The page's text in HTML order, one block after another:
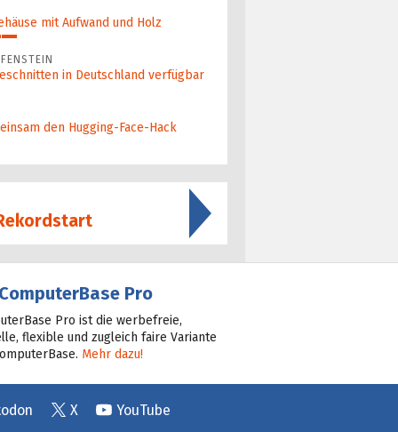
mit Aufwand und Holz
in Deutschland verfügbar
den Hugging-Face-Hack
ComputerBase Pro
Pro ist die werbefreie,
flexible und zugleich faire Variante
Mehr dazu!
X YouTube